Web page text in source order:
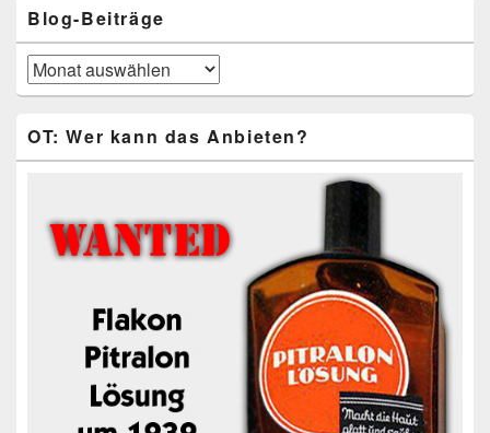
Blog-Beiträge
Blog-
Beiträge
OT: Wer kann das Anbieten?